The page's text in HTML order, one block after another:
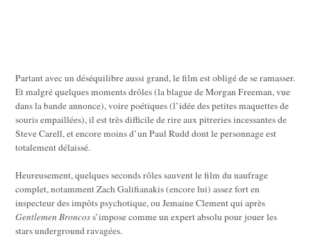
Partant avec un déséquilibre aussi grand, le film est obligé de se ramasser.
Et malgré quelques moments drôles (la blague de Morgan Freeman, vue
dans la bande annonce), voire poétiques (l’idée des petites maquettes de
souris empaillées), il est très difficile de rire aux pitreries incessantes de
Steve Carell, et encore moins d’un Paul Rudd dont le personnage est
totalement délaissé.
Heureusement, quelques seconds rôles sauvent le film du naufrage
complet, notamment Zach Galifianakis (encore lui) assez fort en
inspecteur des impôts psychotique, ou Jemaine Clement qui après
Gentlemen Broncoss’impose comme un expert absolu pour jouer les
stars underground ravagées.